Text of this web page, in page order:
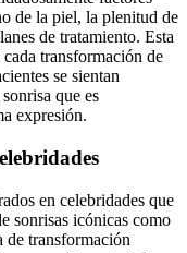
de la piel, la plenitud de
de tratamiento. Esta
transformación de
se sientan
que es
expresión.
en celebridades que
sonrisas icónicas como
de transformación